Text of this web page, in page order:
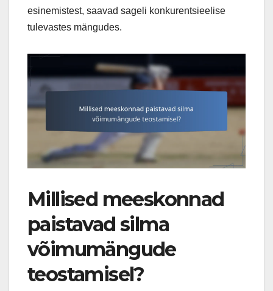
esinemistest, saavad sageli konkurentsieelise
tulevastes mängudes.
Millised meeskonnad
paistavad silma
võimumängude
teostamisel?